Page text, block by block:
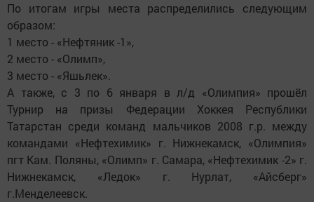
По итогам игры места распределились следующим
образом:
1 место - «Нефтяник -1»,
2 место - «Олимп»,
3 место - «Яшьлек».
А также, с 3 по 6 января в л/д «Олимпия» прошёл
Турнир на призы Федерации Хоккея Республики
Татарстан среди команд мальчиков 2008 г.р. между
командами «Нефтехимик» г. Нижнекамск, «Олимпия»
пгт Кам. Поляны, «Олимп» г. Самара, «Нефтехимик -2» г.
Нижнекамск, «Ледок» г. Нурлат, «Айсберг»
г.Менделеевск.